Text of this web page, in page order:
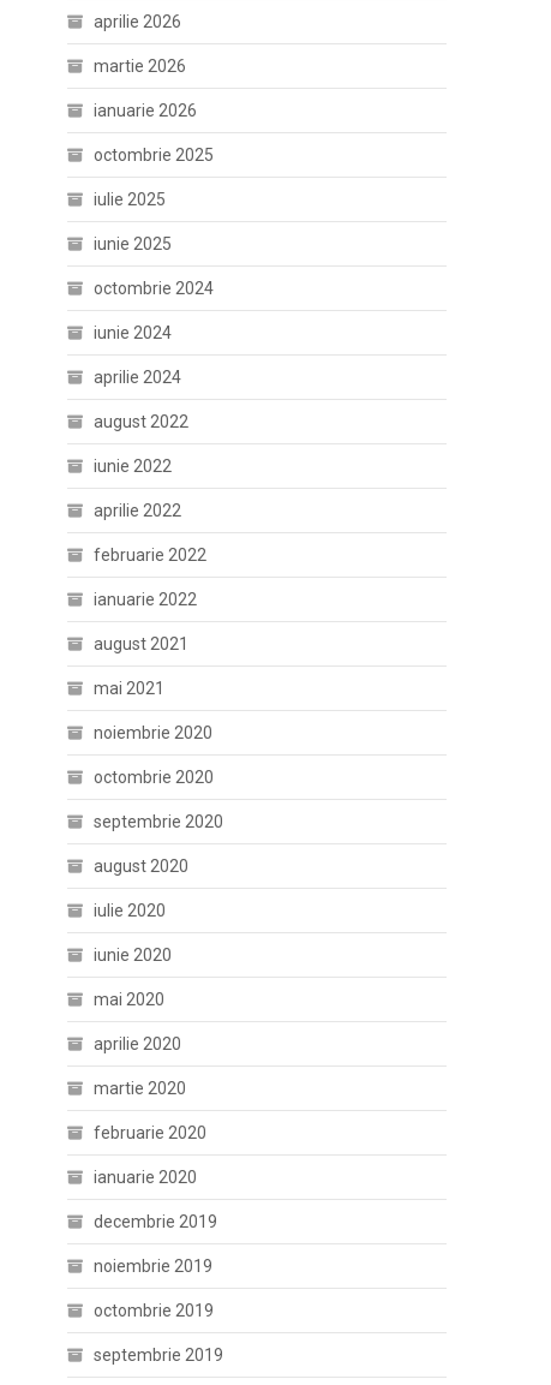
aprilie 2026
martie 2026
ianuarie 2026
octombrie 2025
iulie 2025
iunie 2025
octombrie 2024
iunie 2024
aprilie 2024
august 2022
iunie 2022
aprilie 2022
februarie 2022
ianuarie 2022
august 2021
mai 2021
noiembrie 2020
octombrie 2020
septembrie 2020
august 2020
iulie 2020
iunie 2020
mai 2020
aprilie 2020
martie 2020
februarie 2020
ianuarie 2020
decembrie 2019
noiembrie 2019
octombrie 2019
septembrie 2019